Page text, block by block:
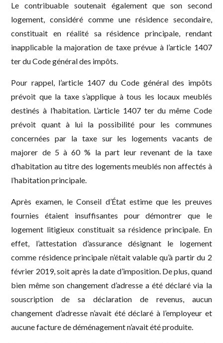
Le contribuable soutenait également que son second
logement, considéré comme une résidence secondaire,
constituait en réalité sa résidence principale, rendant
inapplicable la majoration de taxe prévue à l’article 1407
ter du Code général des impôts.
Pour rappel, l’article 1407 du Code général des impôts
prévoit que la taxe s’applique à tous les locaux meublés
destinés à l’habitation. L’article 1407 ter du même Code
prévoit quant à lui la possibilité pour les communes
concernées par la taxe sur les logements vacants de
majorer de 5 à 60 % la part leur revenant de la taxe
d’habitation au titre des logements meublés non affectés à
l’habitation principale.
Après examen, le Conseil d’État estime que les preuves
fournies étaient insuffisantes pour démontrer que le
logement litigieux constituait sa résidence principale. En
effet, l’attestation d’assurance désignant le logement
comme résidence principale n’était valable qu’à partir du 2
février 2019, soit après la date d’imposition. De plus, quand
bien même son changement d’adresse a été déclaré via la
souscription de sa déclaration de revenus, aucun
changement d’adresse n’avait été déclaré à l’employeur et
aucune facture de déménagement n’avait été produite.